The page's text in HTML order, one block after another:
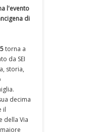
l'evento
di
torna a
da SEI
storia,
decima
il
della Via